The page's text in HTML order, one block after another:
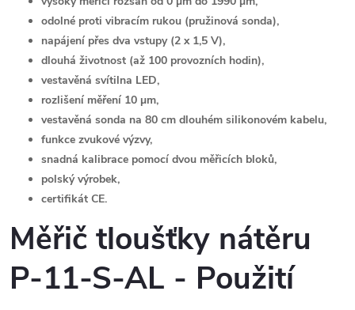
odolné proti vibracím rukou (pružinová sonda),
napájení přes dva vstupy (2 x 1,5 V),
dlouhá životnost (až 100 provozních hodin),
vestavěná svítilna LED,
rozlišení měření 10 µm,
vestavěná sonda na 80 cm dlouhém silikonovém kabelu,
funkce zvukové výzvy,
snadná kalibrace pomocí dvou měřicích bloků,
polský výrobek,
certifikát CE.
Měřič tloušťky nátěru
P-11-S-AL - Použití